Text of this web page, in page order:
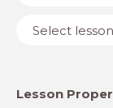
Lesson
editor
Select
Lesson